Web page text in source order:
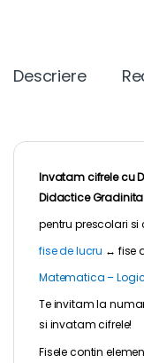
Descriere
Invatam cifrele cu
Didactice Gradinita
pentru prescolari si
fise de lucru ↔ fise
Matematica –
Te invitam la
si invatam cifrele!
Fisele contin